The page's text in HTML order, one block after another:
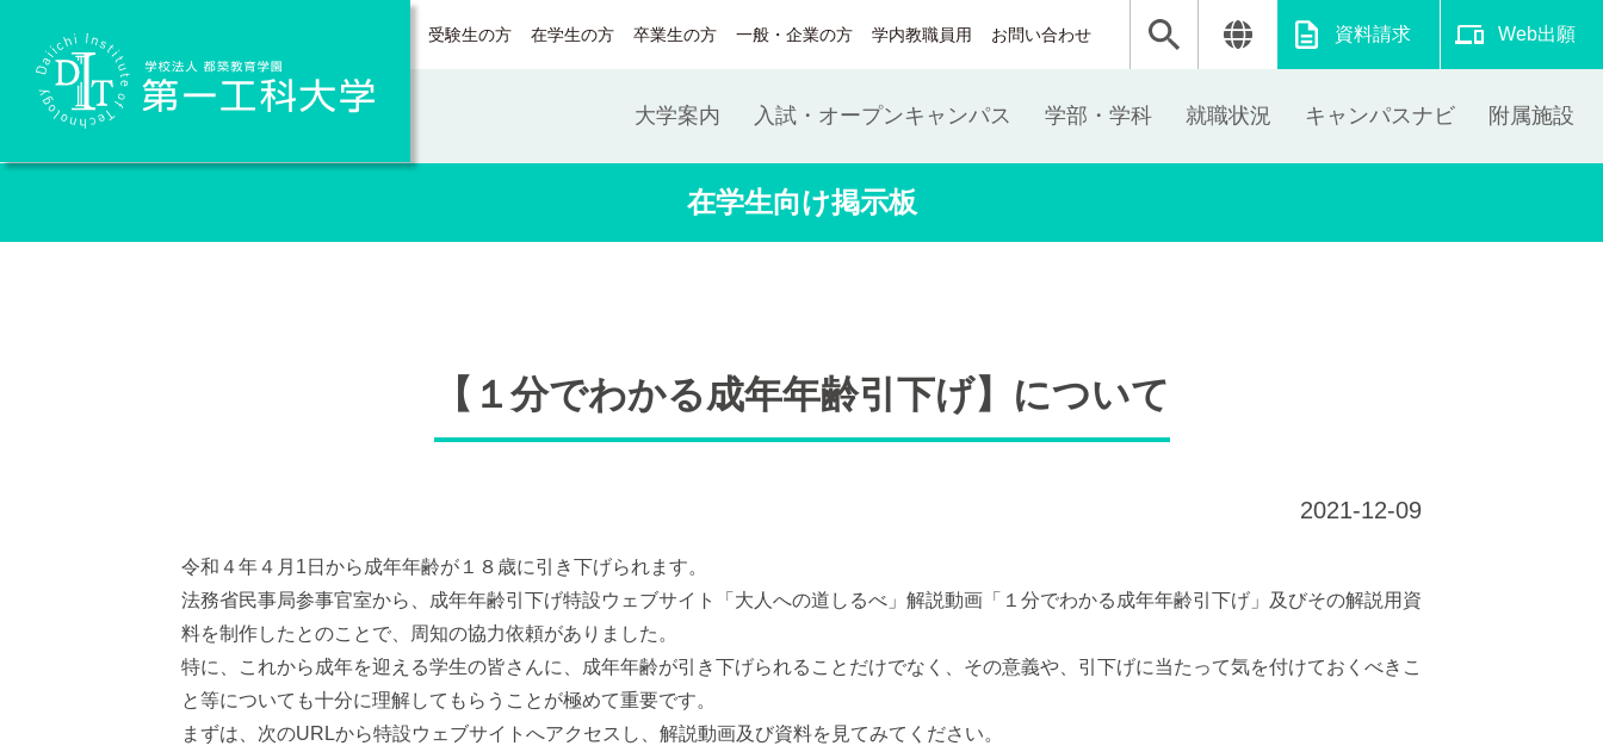
受験生の方 在学生の方 卒業生の方 一般・企業の方 学内教職員用 お問い合わせ 資料請求 Web出願
Daiichi Institute of Technology 大学案内 入試・オープンキャンパス 学部・学科 就職状況 キャンパスナビ 附属施設
在学生向け掲示板
【１分でわかる成年年齢引下げ】について
2021-12-09
令和４年４月1日から成年年齢が１８歳に引き下げられます。
法務省民事局参事官室から、成年年齢引下げ特設ウェブサイト「大人への道しるべ」解説動画「１分でわかる成年年齢引下げ」及びその解説用資
料を制作したとのことで、周知の協力依頼がありました。
特に、これから成年を迎える学生の皆さんに、成年年齢が引き下げられることだけでなく、その意義や、引下げに当たって気を付けておくべきこ
と等についても十分に理解してもらうことが極めて重要です。
まずは、次のURLから特設ウェブサイトへアクセスし、解説動画及び資料を見てみてください。